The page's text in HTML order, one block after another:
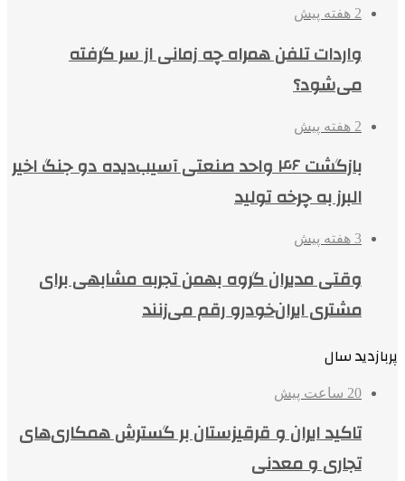
2 هفته پیش
واردات تلفن همراه چه زمانی از سر گرفته
می‌شود؟
2 هفته پیش
بازگشت ۴۶ واحد صنعتی آسیب‌دیده دو جنگ اخیر
البرز به چرخه تولید
3 هفته پیش
وقتی مدیران گروه بهمن تجربه مشابهی برای
مشتری ایران‌خودرو رقم می‌زنند
پربازدید سال
20 ساعت پیش
تاکید ایران و قرقیزستان بر گسترش همکاری‌های
تجاری و معدنی